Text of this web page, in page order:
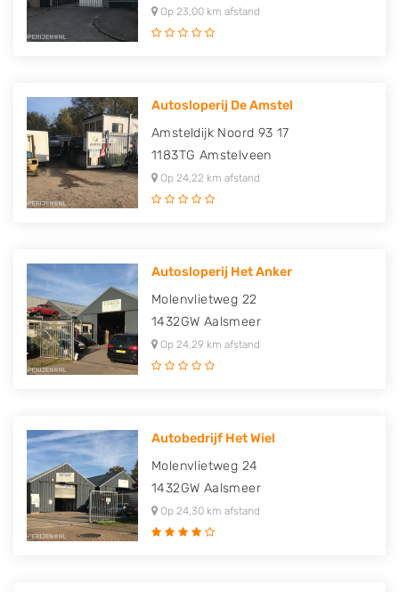
Op 23,00 km afstand
Autosloperij De Amstel
Amsteldijk Noord 93 17
1183TG Amstelveen
Op 24,22 km afstand
Autosloperij Het Anker
Molenvlietweg 22
1432GW Aalsmeer
Op 24,29 km afstand
Autobedrijf Het Wiel
Molenvlietweg 24
1432GW Aalsmeer
Op 24,30 km afstand